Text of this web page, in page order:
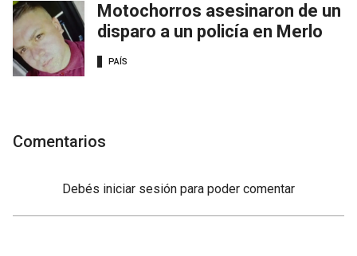
Motochorros asesinaron de un
disparo a un policía en Merlo
PAÍS
Comentarios
Debés iniciar sesión para poder comentar